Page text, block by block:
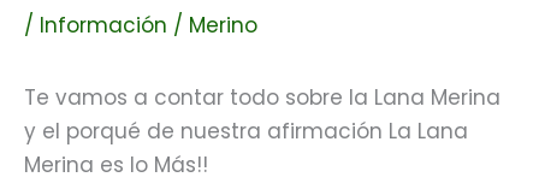
/ Información / Merino
Te vamos a contar todo sobre la Lana Merina
y el porqué de nuestra afirmación La Lana
Merina es lo Más!!